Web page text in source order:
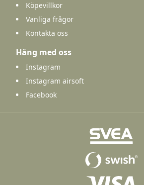
Köpevillkor
Vanliga frågor
Kontakta oss
Häng med oss
Instagram
Instagram airsoft
Facebook